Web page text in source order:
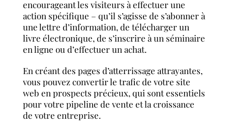
encourageant les visiteurs à effectuer une
action spécifique – qu’il s’agisse de s’abonner à
une lettre d’information, de télécharger un
livre électronique, de s’inscrire à un séminaire
en ligne ou d’effectuer un achat.
En créant des pages d’atterrissage attrayantes,
vous pouvez convertir le trafic de votre site
web en prospects précieux, qui sont essentiels
pour votre pipeline de vente et la croissance
de votre entreprise.